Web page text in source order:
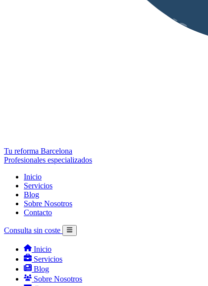
Tu reforma Barcelona
Profesionales especializados
Inicio
Servicios
Blog
Sobre Nosotros
Contacto
Consulta sin coste
Inicio
Servicios
Blog
Sobre Nosotros